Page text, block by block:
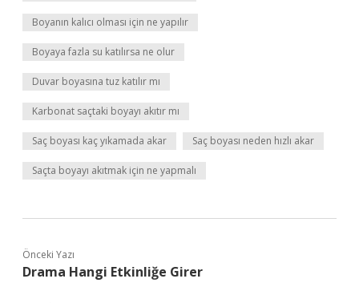
Boyanın kalıcı olması için ne yapılır
Boyaya fazla su katılırsa ne olur
Duvar boyasına tuz katılır mı
Karbonat saçtaki boyayı akıtır mı
Saç boyası kaç yıkamada akar Saç boyası neden hızlı akar
Saçta boyayı akıtmak için ne yapmalı
Önceki Yazı
Drama Hangi Etkinliğe Girer